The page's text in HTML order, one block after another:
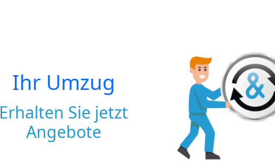
Ihr Umzug
Erhalten Sie jetzt
Angebote